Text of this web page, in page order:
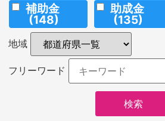
補助金
(148)
助成金
(135)
地域
フリーワード